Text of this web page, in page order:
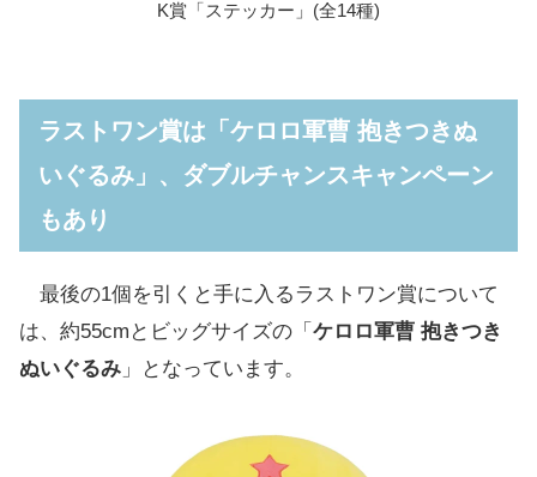
K賞「ステッカー」(全14種)
ラストワン賞は「ケロロ軍曹 抱きつきぬ
いぐるみ」、ダブルチャンスキャンペーン
もあり
最後の1個を引くと手に入るラストワン賞について
は、約55cmとビッグサイズの「 ケロロ軍曹 抱きつき
ぬいぐるみ 」となっています。